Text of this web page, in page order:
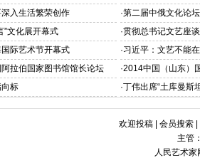
入生活繁荣创作 ·第二届中俄文化论
”文化展开幕式 ·贯彻总书记文艺座
际艺术节开幕式 ·习近平：文艺不能
拉伯国家图书馆馆长论坛 ·2014中国（山东）
标 ·丁伟出席“土库曼斯
欢迎投稿 会员搜索
主管
人民艺术